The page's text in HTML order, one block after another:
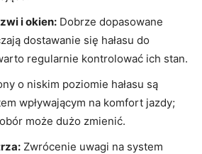
i okien: Dobrze dopasowane
dostawanie się hałasu do​
regularnie ⁢kontrolować ich stan.
⁣o‌ niskim poziomie⁣ hałasu są
wpływającym na komfort jazdy;
może dużo zmienić.
Zwrócenie uwagi ​na system